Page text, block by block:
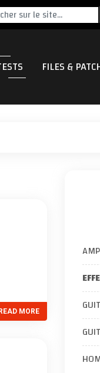
FILES &
READ MORE